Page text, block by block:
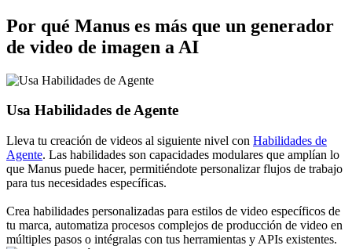
Por qué Manus es más que un generador
de video de imagen a AI
Usa Habilidades de Agente
Lleva tu creación de videos al siguiente nivel con Habilidades de
Agente. Las habilidades son capacidades modulares que amplían lo
que Manus puede hacer, permitiéndote personalizar flujos de trabajo
para tus necesidades específicas.
Crea habilidades personalizadas para estilos de video específicos de
tu marca, automatiza procesos complejos de producción de video en
múltiples pasos o intégralas con tus herramientas y APIs existentes.